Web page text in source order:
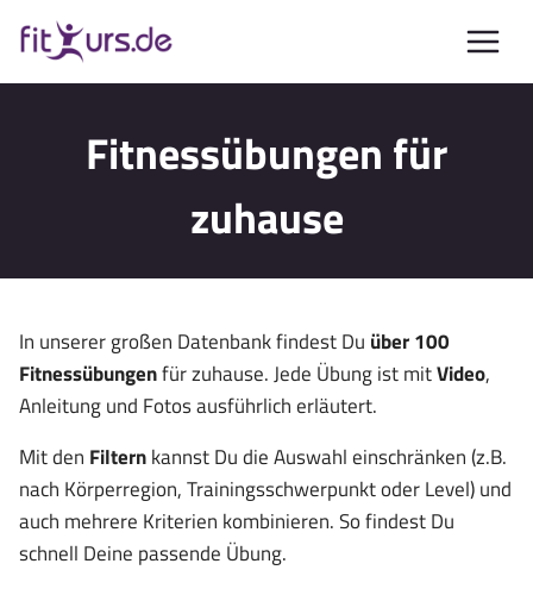
Inhalt
springen
Fitnessübungen für
zuhause
In unserer großen Datenbank findest Du über 100
Fitnessübungenfür zuhause. Jede Übung ist mitVideo,
Anleitung und Fotos ausführlich erläutert.
Mit den Filternkannst Du die Auswahl einschränken (z.B.
nach Körperregion, Trainingsschwerpunkt oder Level) und
auch mehrere Kriterien kombinieren. So findest Du
schnell Deine passende Übung.